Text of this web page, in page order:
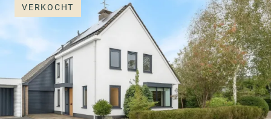
VERKOCHT